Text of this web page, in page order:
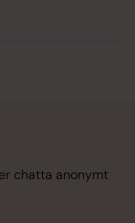
chatta anonymt